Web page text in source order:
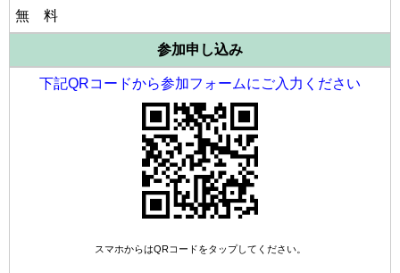
無 料
参加申し込み
下記QRコードから参加フォームにご入力ください
スマホからはQRコードをタップしてください。